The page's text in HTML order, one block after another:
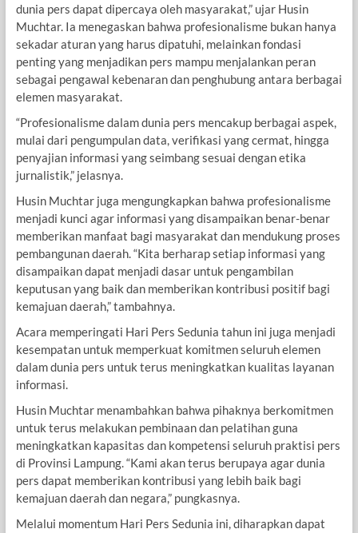
dunia pers dapat dipercaya oleh masyarakat,” ujar Husin
Muchtar. Ia menegaskan bahwa profesionalisme bukan hanya
sekadar aturan yang harus dipatuhi, melainkan fondasi
penting yang menjadikan pers mampu menjalankan peran
sebagai pengawal kebenaran dan penghubung antara berbagai
elemen masyarakat.
“Profesionalisme dalam dunia pers mencakup berbagai aspek,
mulai dari pengumpulan data, verifikasi yang cermat, hingga
penyajian informasi yang seimbang sesuai dengan etika
jurnalistik,” jelasnya.
Husin Muchtar juga mengungkapkan bahwa profesionalisme
menjadi kunci agar informasi yang disampaikan benar-benar
memberikan manfaat bagi masyarakat dan mendukung proses
pembangunan daerah. “Kita berharap setiap informasi yang
disampaikan dapat menjadi dasar untuk pengambilan
keputusan yang baik dan memberikan kontribusi positif bagi
kemajuan daerah,” tambahnya.
Acara memperingati Hari Pers Sedunia tahun ini juga menjadi
kesempatan untuk memperkuat komitmen seluruh elemen
dalam dunia pers untuk terus meningkatkan kualitas layanan
informasi.
Husin Muchtar menambahkan bahwa pihaknya berkomitmen
untuk terus melakukan pembinaan dan pelatihan guna
meningkatkan kapasitas dan kompetensi seluruh praktisi pers
di Provinsi Lampung. “Kami akan terus berupaya agar dunia
pers dapat memberikan kontribusi yang lebih baik bagi
kemajuan daerah dan negara,” pungkasnya.
Melalui momentum Hari Pers Sedunia ini, diharapkan dapat